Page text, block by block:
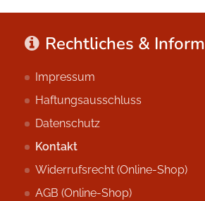
Rechtliches &
Impressum
Haftungsausschluss
Datenschutz
Kontakt
Widerrufsrecht (Online-Shop)
AGB (Online-Shop)